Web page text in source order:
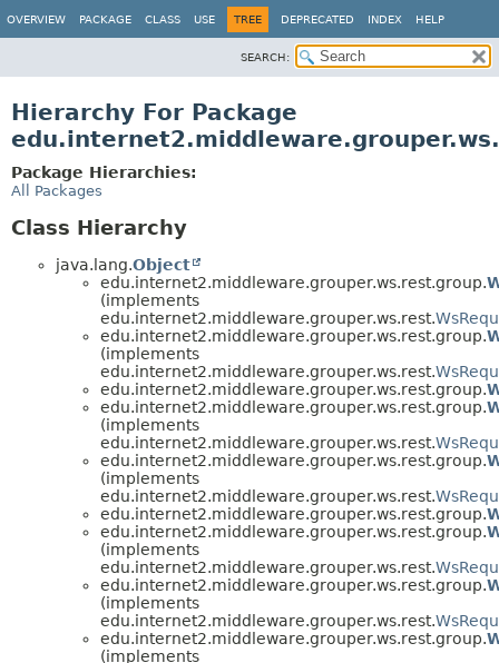
OVERVIEW PACKAGE CLASS USE TREE DEPRECATED INDEX HELP
SEARCH:
Hierarchy For Package
Package Hierarchies:
All Packages
Class Hierarchy
java.lang.Object
edu.internet2.middleware.grouper.ws.rest.group.
(implements
edu.internet2.middleware.grouper.ws.rest.
edu.internet2.middleware.grouper.ws.rest.group.
(implements
edu.internet2.middleware.grouper.ws.rest.
edu.internet2.middleware.grouper.ws.rest.group.
edu.internet2.middleware.grouper.ws.rest.group.
(implements
edu.internet2.middleware.grouper.ws.rest.
edu.internet2.middleware.grouper.ws.rest.group.
(implements
edu.internet2.middleware.grouper.ws.rest.
edu.internet2.middleware.grouper.ws.rest.group.
edu.internet2.middleware.grouper.ws.rest.group.
(implements
edu.internet2.middleware.grouper.ws.rest.
edu.internet2.middleware.grouper.ws.rest.group.
(implements
edu.internet2.middleware.grouper.ws.rest.
edu.internet2.middleware.grouper.ws.rest.group.
(implements